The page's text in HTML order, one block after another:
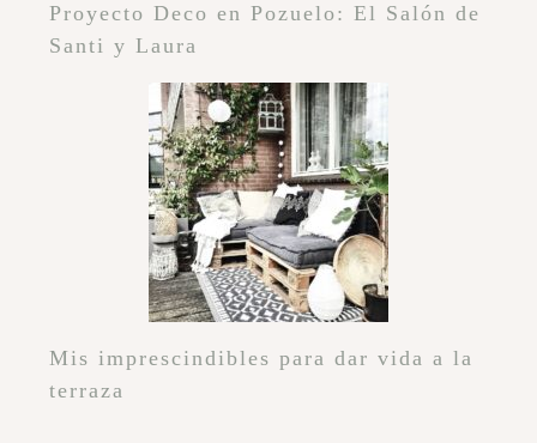
Proyecto Deco en Pozuelo: El Salón de
Santi y Laura
Mis imprescindibles para dar vida a la
terraza